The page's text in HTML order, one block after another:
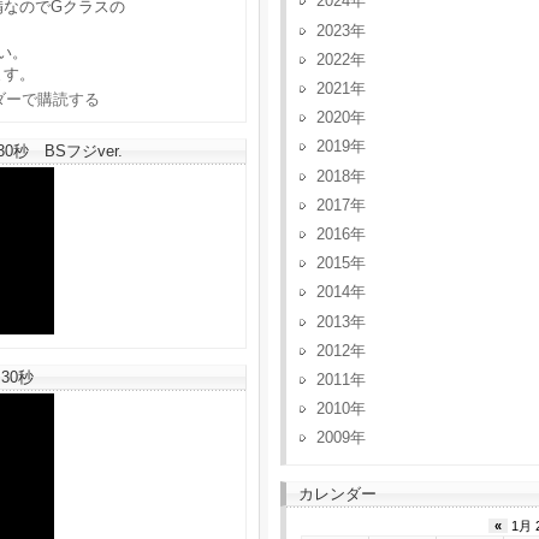
のでGクラスの
。
。
秒 BSフジver.
秒
2023
2022
2021
2020
2019
2018
2017
2016
2015
2014
2013
2012
2011
2010
2009
カレンダー
« 1月